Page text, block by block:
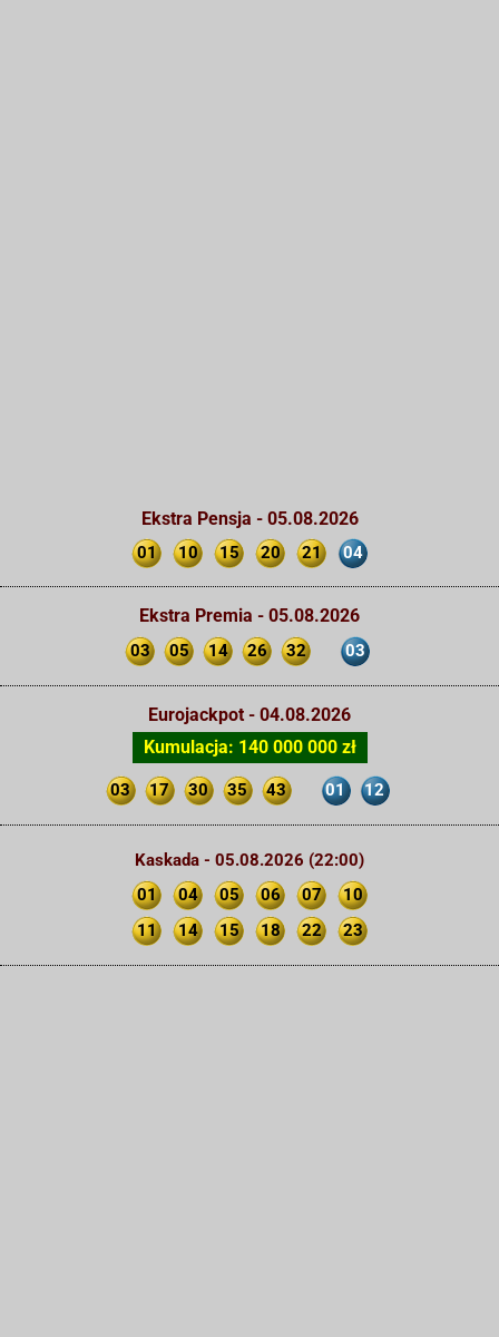
Ekstra Pensja - 05.08.2026
01 10 15 20 21 04
Ekstra Premia - 05.08.2026
03 05 14 26 32 03
Eurojackpot - 04.08.2026
Kumulacja: 140 000 000 zł
03 17 30 35 43 01 12
Kaskada - 05.08.2026 (22:00)
01
04 05 06 07
10
11
14 15 18 22 23